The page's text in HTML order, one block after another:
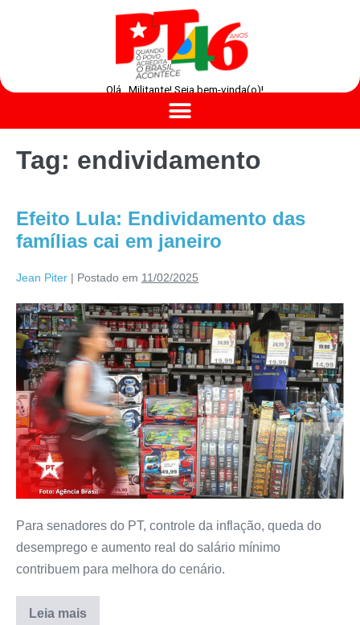
Olá , Militante! Seja bem-vinda(o)!
Tag: endividamento
Efeito Lula: Endividamento das
famílias cai em janeiro
Jean Piter | Postado em 11/02/2025
Para senadores do PT, controle da inflação, queda do
desemprego e aumento real do salário mínimo
contribuem para melhora do cenário.
Leia mais